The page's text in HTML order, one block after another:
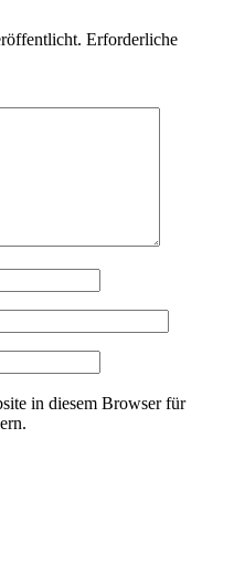
Erforderliche
in diesem Browser für